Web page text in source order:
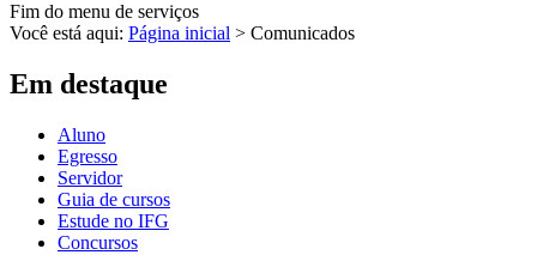
Fim do menu de serviços
Você está aqui: Página inicial > Comunicados
Em destaque
Aluno
Egresso
Servidor
Guia de cursos
Estude no IFG
Concursos